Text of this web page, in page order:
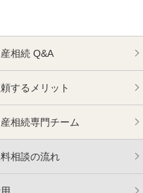
相続 Q&A
するメリット
相続専門チーム
相談の流れ